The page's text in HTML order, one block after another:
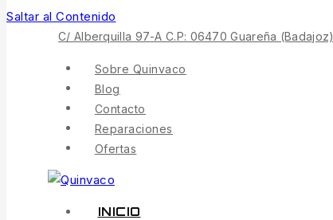
Saltar al Contenido
C/ Alberquilla 97-A C.P: 06470 Guareña (Badajoz)
Sobre Quinvaco
Blog
Contacto
Reparaciones
Ofertas
INICIO